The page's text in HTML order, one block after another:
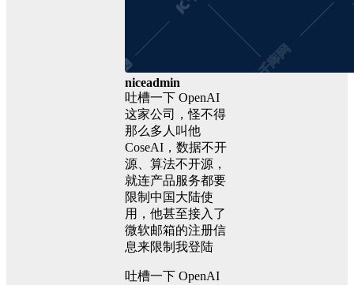
niceadmin
吐槽一下 OpenAI
这家公司，怪不得
那么多人叫他
CoseAI，数据不开
源、算法不开源，
就连产品服务都要
限制中国大陆使
用，他甚至接入了
微软邮箱的注册信
息来限制我登陆
吐槽一下 OpenAI